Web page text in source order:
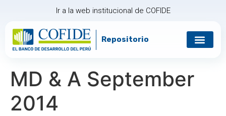
Ir a la web institucional de COFIDE
Repositorio
MD & A September
2014